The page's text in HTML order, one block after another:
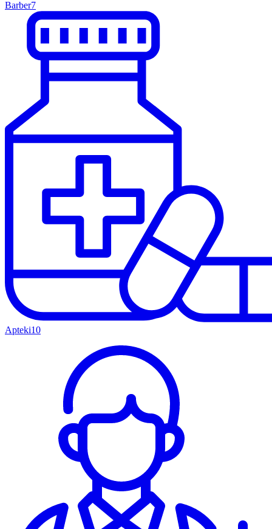
Barber7
Apteki10